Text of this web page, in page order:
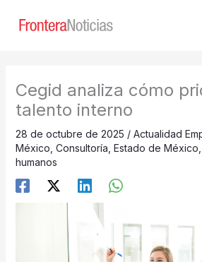
Cegid analiza cómo
talento interno
28 de octubre de 2025 / Actualidad
México Consultoría Estado de México
humanos